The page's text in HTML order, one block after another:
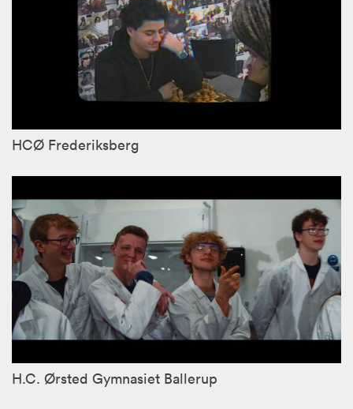
HCØ Frederiksberg
H.C. Ørsted Gymnasiet Ballerup